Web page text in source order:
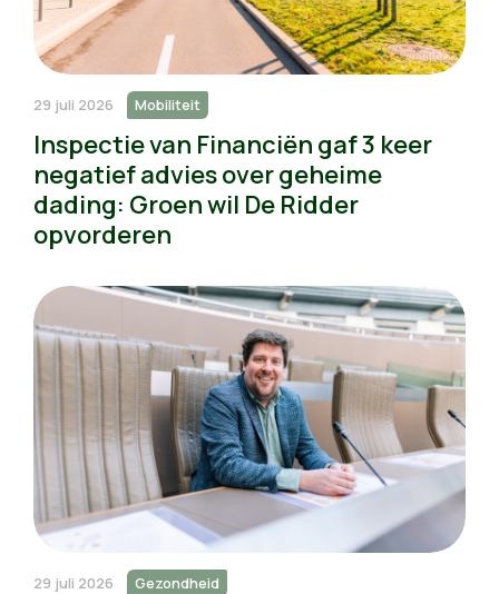
29 juli 2026 Mobiliteit
Inspectie van Financiën gaf 3 keer
negatief advies over geheime
dading: Groen wil De Ridder
opvorderen
29 juli 2026 Gezondheid